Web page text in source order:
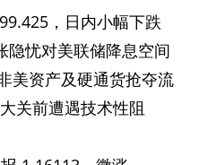
，日内小幅下跌
隐忧对美联储降息空间
美资产及硬通货抢夺流
关前遭遇技术性阻